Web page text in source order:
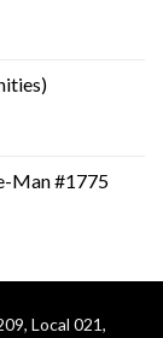
Man #1775
Local 021,